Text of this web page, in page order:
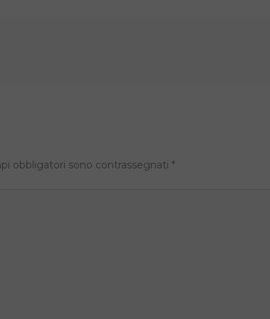
obbligatori sono contrassegnati*